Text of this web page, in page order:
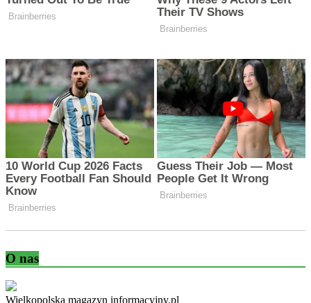
O nas
Wielkopolska magazyn informacyjny.pl